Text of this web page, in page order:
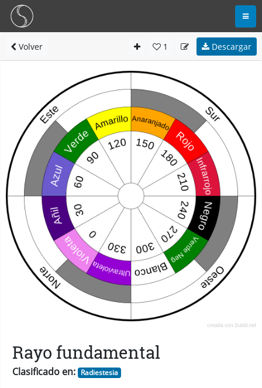
Volver 1 Descargar
Rayo fundamental
Clasificado en: Radiestesia